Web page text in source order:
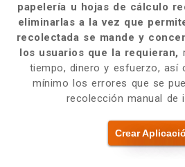
papelería u hojas de cálculo
eliminarlas a la vez que
recolectada se mande y
los usuarios que la requieran,
tiempo, dinero y esfuerzo, así
mínimo los errores que se
recolección manual de
Crear